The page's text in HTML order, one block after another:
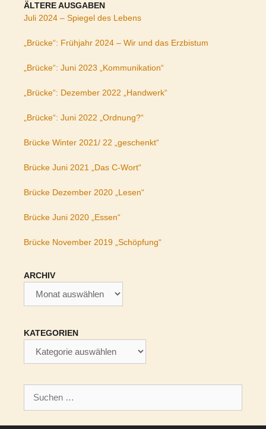
ÄLTERE AUSGABEN
Juli 2024 – Spiegel des Lebens
„Brücke“: Frühjahr 2024 – Wir und das Erzbistum
„Brücke“: Juni 2023 „Kommunikation“
„Brücke“: Dezember 2022 „Handwerk“
„Brücke“: Juni 2022 „Ordnung?“
Brücke Winter 2021/ 22 „geschenkt“
Brücke Juni 2021 „Das C-Wort“
Brücke Dezember 2020 „Lesen“
Brücke Juni 2020 „Essen“
Brücke November 2019 „Schöpfung“
ARCHIV
KATEGORIEN
nach: